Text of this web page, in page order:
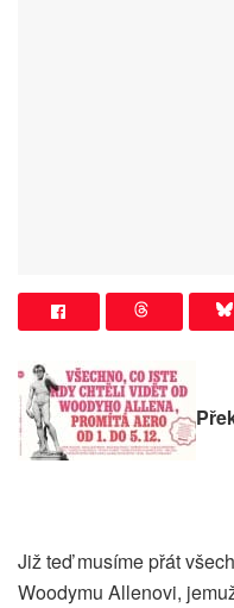
Již teď musíme přát
Woodymu Allenovi,